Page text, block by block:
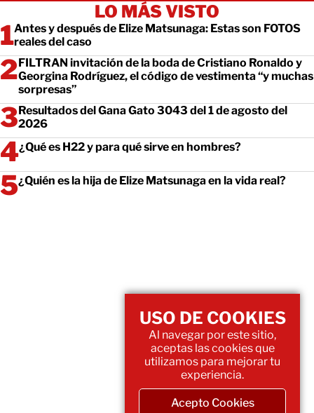
LO MÁS VISTO
Antes y después de Elize Matsunaga: Estas son FOTOS
reales del caso
FILTRAN invitación de la boda de Cristiano Ronaldo y
Georgina Rodríguez, el código de vestimenta “y muchas
sorpresas”
Resultados del Gana Gato 3043 del 1 de agosto del
2026
¿Qué es H22 y para qué sirve en hombres?
¿Quién es la hija de Elize Matsunaga en la vida real?
USO DE COOKIES
Al navegar por este sitio,
aceptas las cookies que
utilizamos para mejorar tu
experiencia.
Acepto Cookies